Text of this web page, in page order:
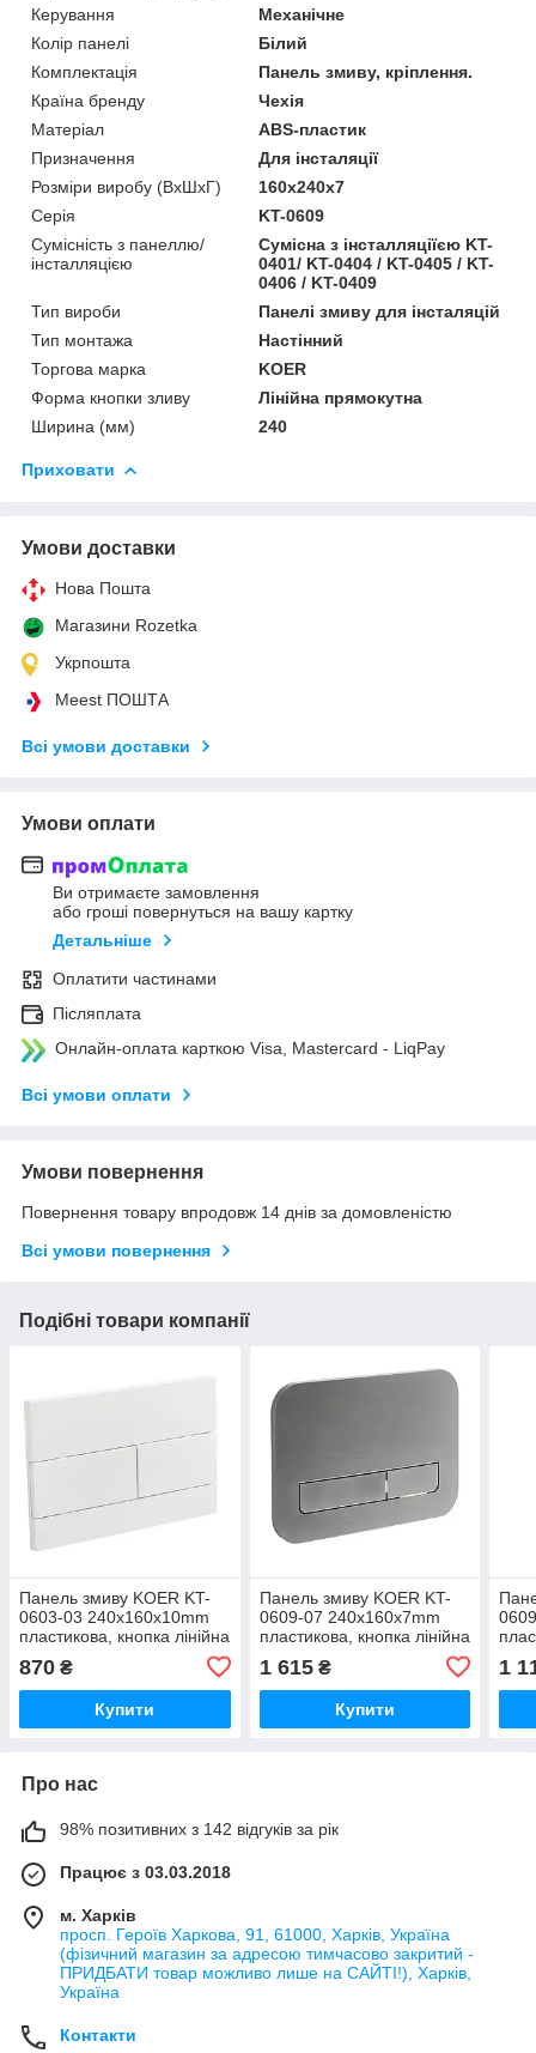
Керування
Механічне
Колір панелі
Білий
Комплектація
Панель змиву, кріплення.
Країна бренду
Чехія
Матеріал
ABS-пластик
Призначення
Для інсталяції
Розміри виробу (ВхШхГ)
160x240x7
Серія
KT-0609
Сумісність з панеллю/
інсталляцією
Сумісна з інсталляціїєю KT-
0401/ KT-0404 / KT-0405 / KT-
0406 / KT-0409
Тип вироби
Панелі змиву для інсталяцій
Тип монтажа
Настінний
Торгова марка
KOER
Форма кнопки зливу
Лінійна прямокутна
Ширина (мм)
240
Приховати
Умови доставки
Нова Пошта
Магазини Rozetka
Укрпошта
Meest ПОШТА
Всі умови доставки
Умови оплати
Ви отримаєте замовлення
або гроші повернуться на вашу картку
Детальніше
Оплатити частинами
Післяплата
Онлайн-оплата карткою Visa, Mastercard - LiqPay
Всі умови оплати
Умови повернення
Повернення товару впродовж 14 днів за домовленістю
Всі умови повернення
Подібні товари компанії
Панель змиву KOER KT-
0603-03 240x160x10mm
пластикова, кнопка лінійна
870 ₴
Купити
Панель змиву KOER KT-
0609-07 240x160x7mm
пластикова, кнопка лінійна
1 615₴
Купити
1
Про нас
98% позитивних з 142 відгуків за рік
Працює з 03.03.2018
м. Харків
просп. Героїв Харкова, 91, 61000, Харків, Україна
(фізичний магазин за адресою тимчасово закритий -
ПРИДБАТИ товар можливо лише на САЙТІ!), Харків,
Україна
Контакти